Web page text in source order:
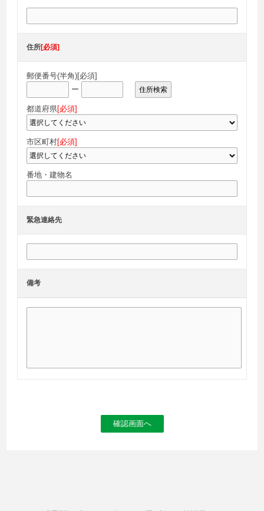
住所[必須]
郵便番号(半角)[必須]
ー
住所検索
都道府県[必須]
市区町村[必須]
番地・建物名
緊急連絡先
備考
確認画面へ